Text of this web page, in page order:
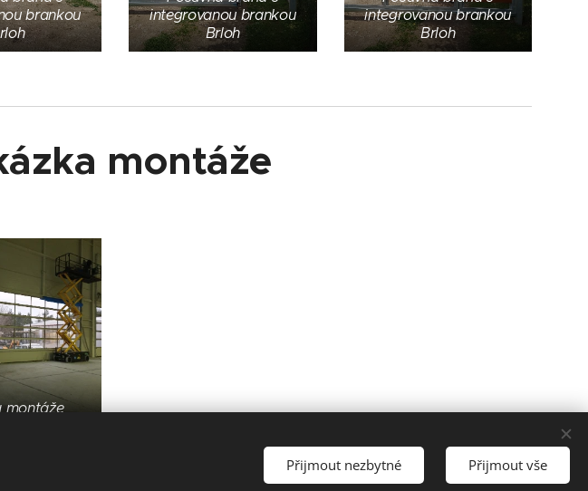
brankou
integrovanou brankou
Brloh
integrovanou brankou
Brloh
montáže
montáže
Přijmout nezbytné Přijmout vše